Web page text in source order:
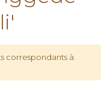
correspondants à